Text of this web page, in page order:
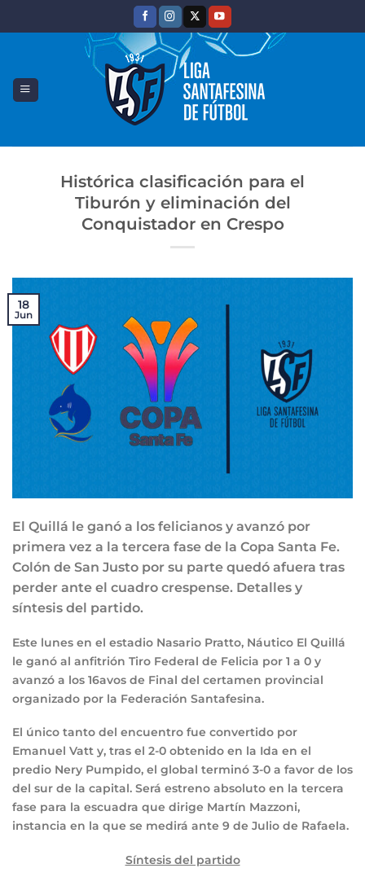
Histórica clasificación para el
Tiburón y eliminación del
Conquistador en Crespo
18
Jun
El Quillá le ganó a los felicianos y avanzó por
primera vez a la tercera fase de la Copa Santa Fe.
Colón de San Justo por su parte quedó afuera tras
perder ante el cuadro crespense. Detalles y
síntesis del partido.
Este lunes en el estadio Nasario Pratto, Náutico El Quillá
le ganó al anfitrión Tiro Federal de Felicia por 1 a 0 y
avanzó a los 16avos de Final del certamen provincial
organizado por la Federación Santafesina.
El único tanto del encuentro fue convertido por
Emanuel Vatt y, tras el 2-0 obtenido en la Ida en el
predio Nery Pumpido, el global terminó 3-0 a favor de los
del sur de la capital. Será estreno absoluto en la tercera
fase para la escuadra que dirige Martín Mazzoni,
instancia en la que se medirá ante 9 de Julio de Rafaela.
Síntesis del partido